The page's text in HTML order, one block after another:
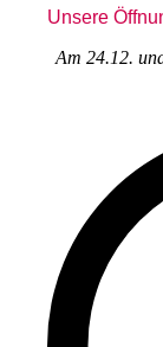
Unsere
Am 24.12.